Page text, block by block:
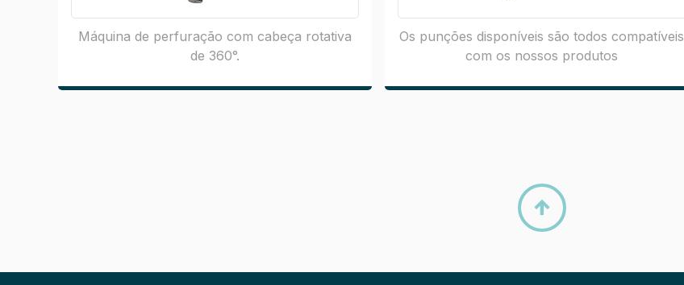
Máquina de perfuração com cabeça rotativa
de 360°.
Os punções disponíveis são todos compatíveis
com os nossos produtos
